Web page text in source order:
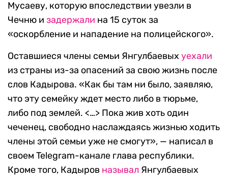
Мусаеву, которую впоследствии увезли в
Чечню и задержали на 15 суток за
«оскорбление и нападение на полицейского».
Оставшиеся члены семьи Янгулбаевых уехали
из страны из-за опасений за свою жизнь после
слов Кадырова. «Как бы там ни было, заявляю,
что эту семейку ждет место либо в тюрьме,
либо под землей. <…> Пока жив хоть один
чеченец, свободно наслаждаясь жизнью ходить
члены этой семьи уже не смогут», — написал в
своем Telegram-канале глава республики.
Кроме того, Кадыров называл Янгулбаевых